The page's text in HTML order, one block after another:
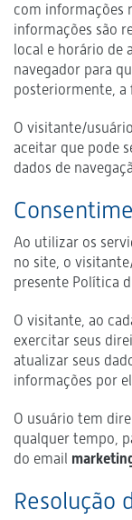
com informações
informações são
local e horário de
navegador para
posteriormente, a
O visitante/
aceitar que pode
dados de
Ao utilizar os
no site, o
presente Política
O visitante, ao
exercitar seus
atualizar seus
informações por
O usuário tem
qualquer tempo,
do email
Resolução